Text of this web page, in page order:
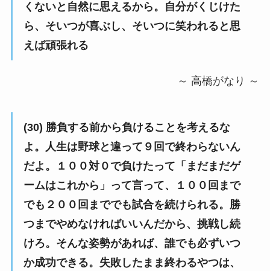
くないと自然に思えるから。自分がくじけた
ら、そいつが喜ぶし、そいつに笑われると思
えば頑張れる
～ 高橋がなり ～
(30) 勝負する前から負けることを考えるな
よ。人生は野球と違って９回で終わらないん
だよ。１００対０で負けたって「まだまだゲ
ームはこれから」って言って、１００回まで
でも２００回まででも試合を続けられる。勝
つまでやめなければいいんだから、挑戦し続
けろ。そんな姿勢があれば、誰でも必ずいつ
か成功できる。失敗したまま終わるやつは、